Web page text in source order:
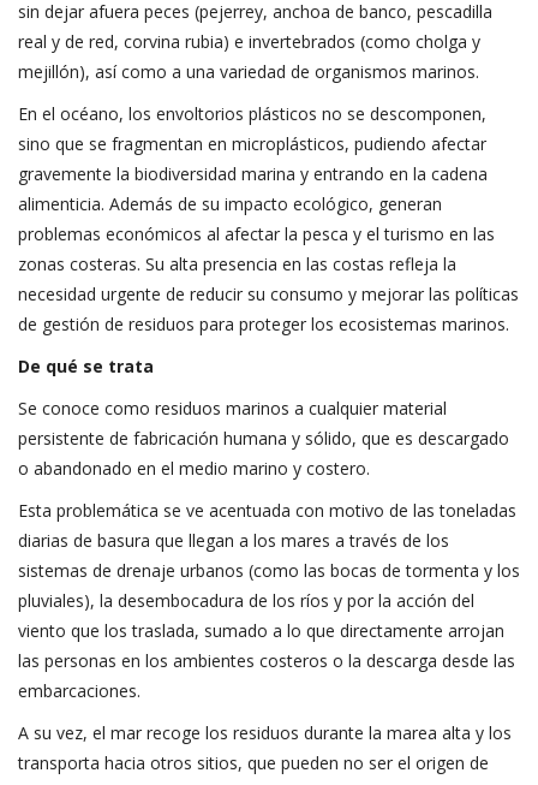
sin dejar afuera peces (pejerrey, anchoa de banco, pescadilla
real y de red, corvina rubia) e invertebrados (como cholga y
mejillón), así como a una variedad de organismos marinos.
En el océano, los envoltorios plásticos no se descomponen,
sino que se fragmentan en microplásticos, pudiendo afectar
gravemente la biodiversidad marina y entrando en la cadena
alimenticia. Además de su impacto ecológico, generan
problemas económicos al afectar la pesca y el turismo en las
zonas costeras. Su alta presencia en las costas refleja la
necesidad urgente de reducir su consumo y mejorar las políticas
de gestión de residuos para proteger los ecosistemas marinos.
De qué se trata
Se conoce como residuos marinos a cualquier material
persistente de fabricación humana y sólido, que es descargado
o abandonado en el medio marino y costero.
Esta problemática se ve acentuada con motivo de las toneladas
diarias de basura que llegan a los mares a través de los
sistemas de drenaje urbanos (como las bocas de tormenta y los
pluviales), la desembocadura de los ríos y por la acción del
viento que los traslada, sumado a lo que directamente arrojan
las personas en los ambientes costeros o la descarga desde las
embarcaciones.
A su vez, el mar recoge los residuos durante la marea alta y los
transporta hacia otros sitios, que pueden no ser el origen de